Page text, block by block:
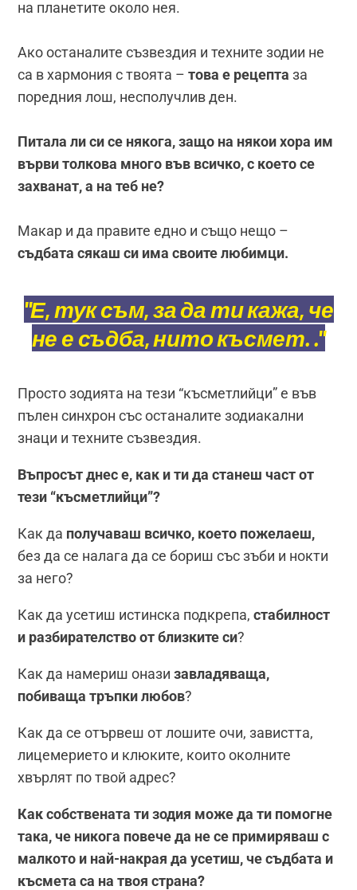
на планетите около нея.
Ако останалите съзвездия и техните зодии не
са в хармония с твоята – това е рецепта за
поредния лош, несполучлив ден.
Питала ли си се някога, защо на някои хора им
върви толкова много във всичко, с което се
захванат, а на теб не?
Макар и да правите едно и също нещо –
съдбата сякаш си има своите любимци.
"Е, тук съм, за да ти кажа, че
не е съдба, нито късмет. ."
Просто зодията на тези “късметлийци” е във
пълен синхрон със останалите зодиакални
знаци и техните съзвездия.
Въпросът днес е, как и ти да станеш част от
тези “късметлийци”?
Как да получаваш всичко, което пожелаеш,
без да се налага да се бориш със зъби и нокти
за него?
Как да усетиш истинска подкрепа, стабилност
и разбирателство от близките си?
Как да намериш онази завладяваща,
побиваща тръпки любов?
Как да се отървеш от лошите очи, завистта,
лицемерието и клюките, които околните
хвърлят по твой адрес?
Как собствената ти зодия може да ти помогне
така, че никога повече да не се примиряваш с
малкото и най-накрая да усетиш, че съдбата и
късмета са на твоя страна?